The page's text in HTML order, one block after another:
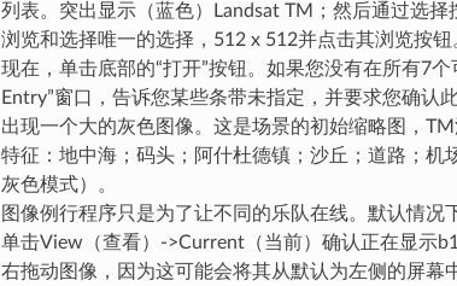
列表。突出显示（蓝色）Landsat TM；然后通过选
浏览和选择唯一的选择，512 x 512并点击其浏览按钮
现在，单击底部的“打开”按钮。如果您没有在所有7
Entry”窗口，告诉您某些条带未指定，并要求您确认
出现一个大的灰色图像。这是场景的初始缩略图，
特征：地中海；码头；阿什杜德镇；沙丘；道路；机
灰色模式）。
图像例行程序只是为了让不同的乐队在线。默认情况
单击View（查看）->Current（当前）确认正在显示
右拖动图像，因为这可能会将其从默认为左侧的屏幕